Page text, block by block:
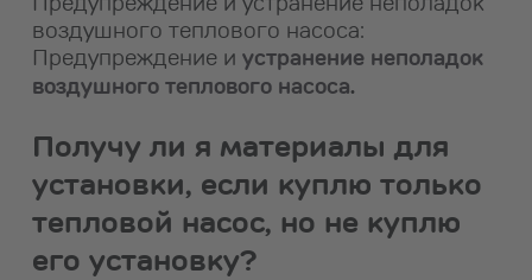
воздушного теплового насоса:
Предупреждение и устранение неполадок
воздушного теплового насоса.
Получу ли я материалы для
установки, если куплю только
тепловой насос, но не куплю
его установку?